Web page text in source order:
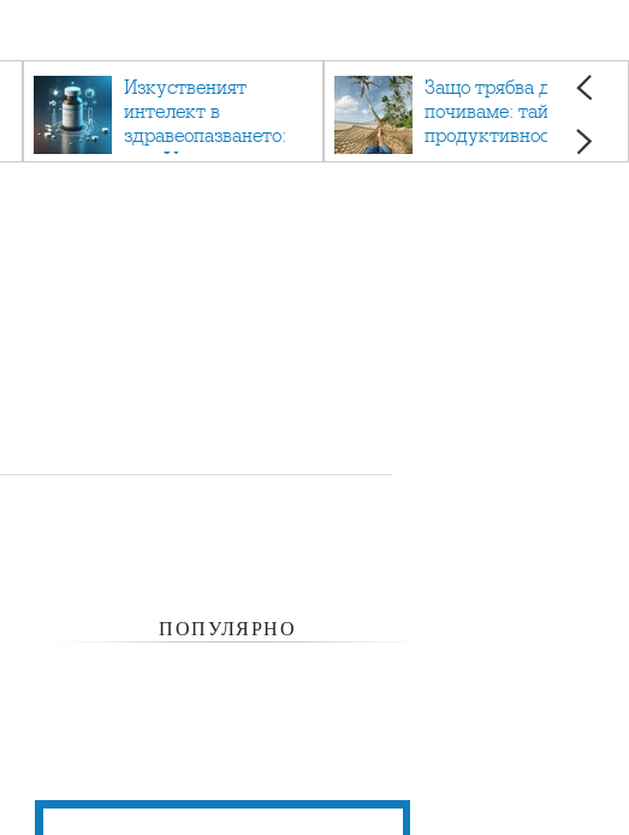
Изкуственият
интелект в
здравеопазването:
как AI променя
Защо трябва да си
почиваме: тайната на
продуктивността,
здравето и добрия
ПОПУЛЯРНО